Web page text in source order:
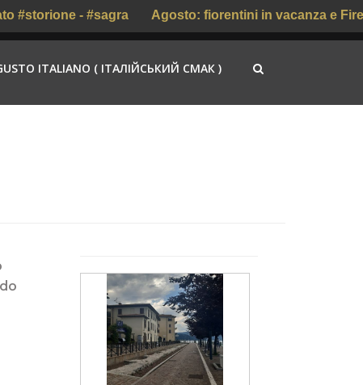
- #sagra Agosto: fiorentini in vacanza e
ITALIANO ( ІТАЛІЙСЬКИЙ СМАК )